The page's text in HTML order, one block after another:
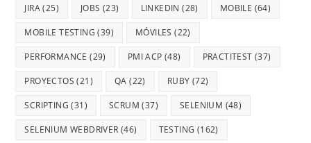
JIRA(25) JOBS (23) LINKEDIN (28) MOBILE (64)
MOBILE TESTING (39) MÓVILES (22)
PERFORMANCE (29) PMI ACP (48) PRACTITEST (37)
PROYECTOS (21) QA (22) RUBY (72)
SCRIPTING (31) SCRUM (37) SELENIUM (48)
SELENIUM WEBDRIVER (46) TESTING (162)